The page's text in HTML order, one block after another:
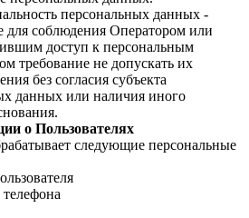
персональных данных -
для соблюдения Оператором или
доступ к персональным
требование не допускать их
без согласия субъекта
данных или наличия иного
о Пользователях
следующие персональные